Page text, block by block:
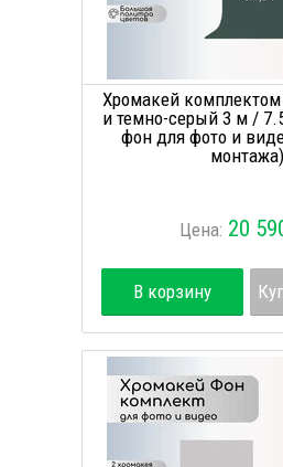
Хромакей
и темно-серый 3 м /
фон для фото и
монтажа)
Цена: 20
В корзину